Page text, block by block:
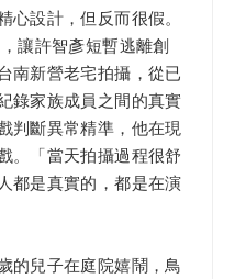
設計，但反而很假。
讓許智彥短暫逃離創
南新營老宅拍攝，從已
錄家族成員之間的真實
判斷異常精準，他在現
。「當天拍攝過程很舒
都是真實的，都是在演
的兒子在庭院嬉鬧，鳥